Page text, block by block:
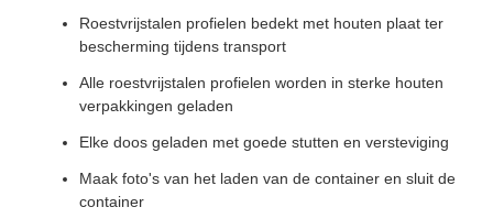
Roestvrijstalen profielen bedekt met houten plaat ter
bescherming tijdens transport
Alle roestvrijstalen profielen worden in sterke houten
verpakkingen geladen
Elke doos geladen met goede stutten en versteviging
Maak foto's van het laden van de container en sluit de
container